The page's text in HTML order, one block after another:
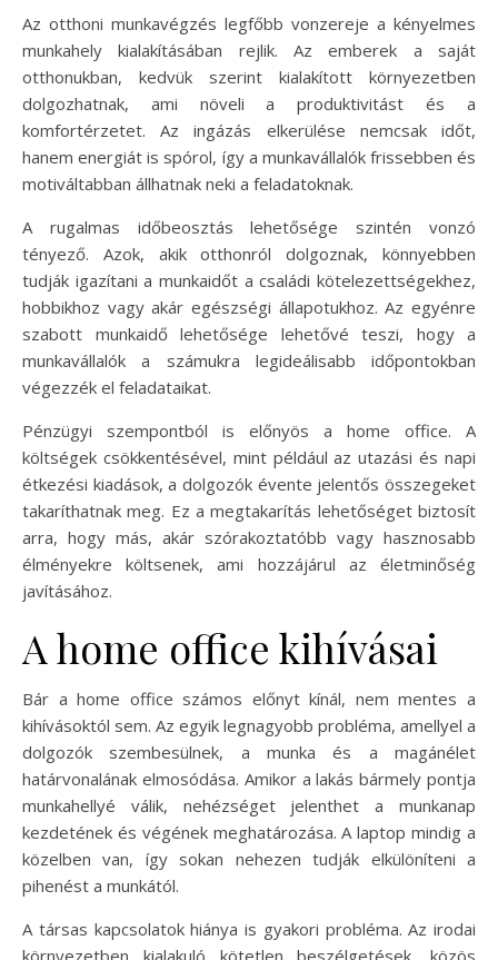
Az otthoni munkavégzés legfőbb vonzereje a kényelmes
munkahely kialakításában rejlik. Az emberek a saját
otthonukban, kedvük szerint kialakított környezetben
dolgozhatnak, ami növeli a produktivitást és a
komfortérzetet. Az ingázás elkerülése nemcsak időt,
hanem energiát is spórol, így a munkavállalók frissebben és
motiváltabban állhatnak neki a feladatoknak.
A rugalmas időbeosztás lehetősége szintén vonzó
tényező. Azok, akik otthonról dolgoznak, könnyebben
tudják igazítani a munkaidőt a családi kötelezettségekhez,
hobbikhoz vagy akár egészségi állapotukhoz. Az egyénre
szabott munkaidő lehetősége lehetővé teszi, hogy a
munkavállalók a számukra legideálisabb időpontokban
végezzék el feladataikat.
Pénzügyi szempontból is előnyös a home office. A
költségek csökkentésével, mint például az utazási és napi
étkezési kiadások, a dolgozók évente jelentős összegeket
takaríthatnak meg. Ez a megtakarítás lehetőséget biztosít
arra, hogy más, akár szórakoztatóbb vagy hasznosabb
élményekre költsenek, ami hozzájárul az életminőség
javításához.
A home office kihívásai
Bár a home office számos előnyt kínál, nem mentes a
kihívásoktól sem. Az egyik legnagyobb probléma, amellyel a
dolgozók szembesülnek, a munka és a magánélet
határvonalának elmosódása. Amikor a lakás bármely pontja
munkahellyé válik, nehézséget jelenthet a munkanap
kezdetének és végének meghatározása. A laptop mindig a
közelben van, így sokan nehezen tudják elkülöníteni a
pihenést a munkától.
A társas kapcsolatok hiánya is gyakori probléma. Az irodai
környezetben kialakuló kötetlen beszélgetések, közös